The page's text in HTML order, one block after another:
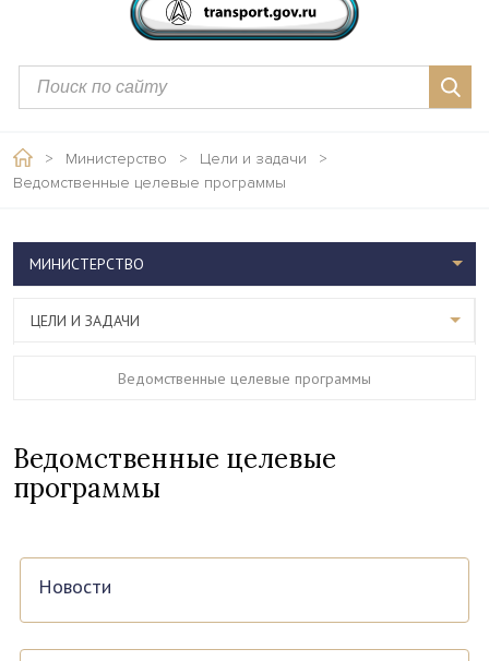
> Министерство > Цели и задачи
>
Ведомственные целевые программы
Ведомственные целевые
программы
Новости
МИНИСТЕРСТВО
ЦЕЛИ И ЗАДАЧИ
Ведомственные целевые программы